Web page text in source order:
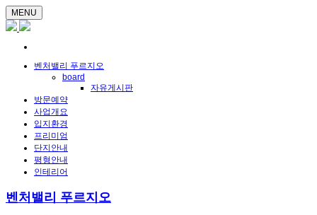
MENU
벤처밸리 푸르지오
board
자유게시판
방문예약
사업개요
입지환경
프리미엄
단지안내
평형안내
인테리어
벤처밸리 푸르지오